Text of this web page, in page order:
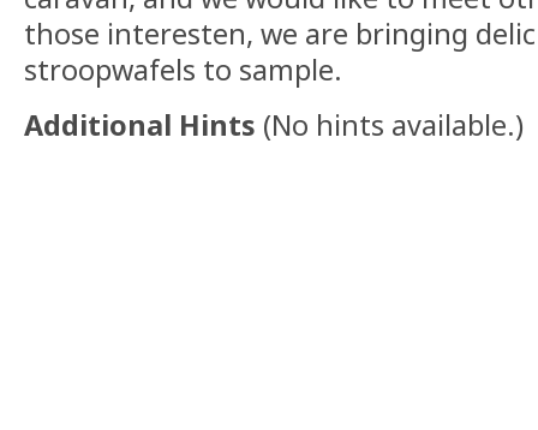
those interesten, we are bringing
stroopwafels to sample.
Additional Hints (No hints available.)